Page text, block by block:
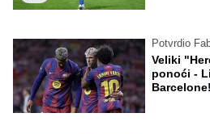
Potvrdio
Veliki
ponoći -
Barcelone!